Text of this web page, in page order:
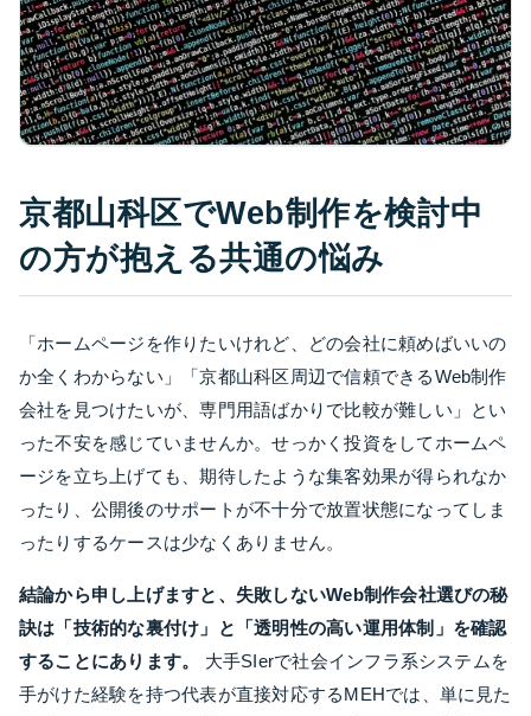
京都山科区でWeb制作を検討中
の方が抱える共通の悩み
「ホームページを作りたいけれど、どの会社に頼めばいいの
か全くわからない」「京都山科区周辺で信頼できるWeb制作
会社を見つけたいが、専門用語ばかりで比較が難しい」とい
った不安を感じていませんか。せっかく投資をしてホームペ
ージを立ち上げても、期待したような集客効果が得られなか
ったり、公開後のサポートが不十分で放置状態になってしま
ったりするケースは少なくありません。
結論から申し上げますと、失敗しないWeb制作会社選びの秘
訣は「技術的な裏付け」と「透明性の高い運用体制」を確認
することにあります。
大手SIerで社会インフラ系システムを
手がけた経験を持つ代表が直接対応するMEHでは、単に見た